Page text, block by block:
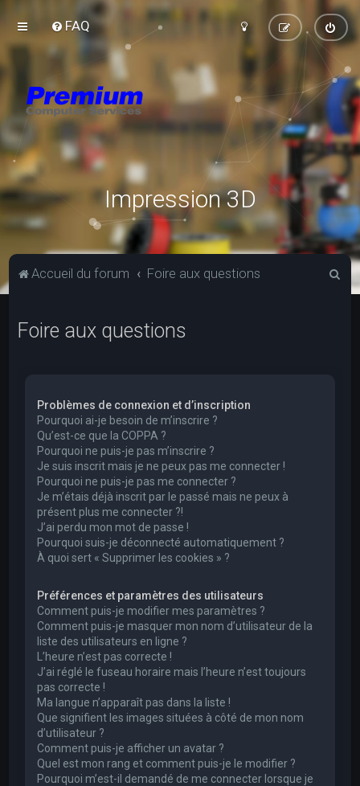
FAQ
Impression 3D
Accueil du forum Foire aux questions
Foire aux questions
Problèmes de connexion et d’inscription
Pourquoi ai-je besoin de m’inscrire ?
Qu’est-ce que la COPPA ?
Pourquoi ne puis-je pas m’inscrire ?
Je suis inscrit mais je ne peux pas me connecter !
Pourquoi ne puis-je pas me connecter ?
Je m’étais déjà inscrit par le passé mais ne peux à
présent plus me connecter ?!
J’ai perdu mon mot de passe !
Pourquoi suis-je déconnecté automatiquement ?
À quoi sert « Supprimer les cookies » ?
Préférences et paramètres des utilisateurs
Comment puis-je modifier mes paramètres ?
Comment puis-je masquer mon nom d’utilisateur de la
liste des utilisateurs en ligne ?
L’heure n’est pas correcte !
J’ai réglé le fuseau horaire mais l’heure n’est toujours
pas correcte !
Ma langue n’apparaît pas dans la liste !
Que signifient les images situées à côté de mon nom
d’utilisateur ?
Comment puis-je afficher un avatar ?
Quel est mon rang et comment puis-je le modifier ?
Pourquoi m’est-il demandé de me connecter lorsque je